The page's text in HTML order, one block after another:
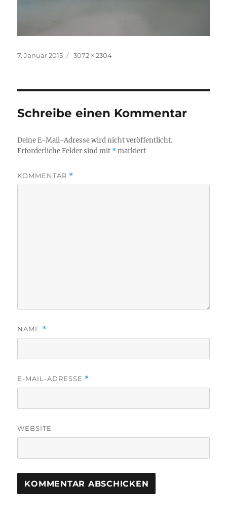
Veröffentlicht
7. Januar 2015
Volle
3072 × 2304
Schreibe einen Kommentar
Deine E-Mail-Adresse wird nicht veröffentlicht.
Erforderliche Felder sind mit *markiert
KOMMENTAR *
NAME *
E-MAIL-ADRESSE *
WEBSITE